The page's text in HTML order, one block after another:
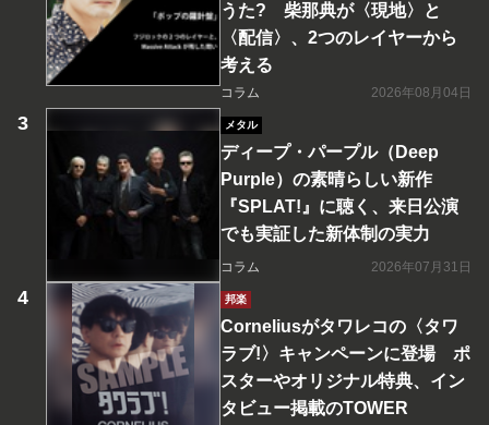
うた? 柴那典が〈現地〉と
〈配信〉、2つのレイヤーから
考える
コラム 2026年08月04日
メタル
ディープ・パープル（Deep
Purple）の素晴らしい新作
『SPLAT!』に聴く、来日公演
でも実証した新体制の実力
コラム 2026年07月31日
邦楽
Corneliusがタワレコの〈タワ
ラブ!〉キャンペーンに登場 ポ
スターやオリジナル特典、イン
タビュー掲載のTOWER